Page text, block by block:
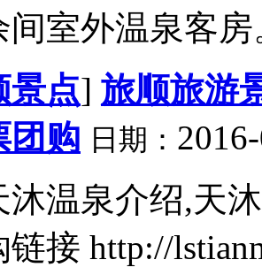
间室外温泉客房
景点] 旅顺旅游
团购 日期：
沐温泉介绍,天
接 http://